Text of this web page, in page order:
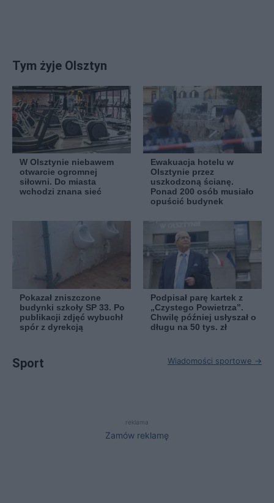
Tym żyje Olsztyn
W Olsztynie niebawem
otwarcie ogromnej
siłowni. Do miasta
wchodzi znana sieć
Ewakuacja hotelu w
Olsztynie przez
uszkodzoną ścianę.
Ponad 200 osób musiało
opuścić budynek
Pokazał zniszczone
budynki szkoły SP 33. Po
publikacji zdjęć wybuchł
spór z dyrekcją
Podpisał parę kartek z
„Czystego Powietrza”.
Chwilę później usłyszał o
długu na 50 tys. zł
Sport Wiadomości sportowe →
reklama
Zamów reklamę